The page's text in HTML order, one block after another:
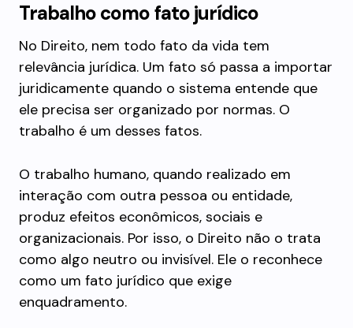
Trabalho como fato jurídico
No Direito, nem todo fato da vida tem
relevância jurídica. Um fato só passa a importar
juridicamente quando o sistema entende que
ele precisa ser organizado por normas. O
trabalho é um desses fatos.
O trabalho humano, quando realizado em
interação com outra pessoa ou entidade,
produz efeitos econômicos, sociais e
organizacionais. Por isso, o Direito não o trata
como algo neutro ou invisível. Ele o reconhece
como um fato jurídico que exige
enquadramento.